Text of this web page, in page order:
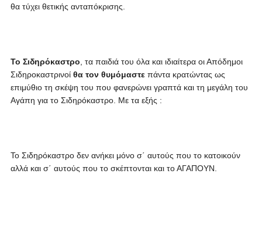
θα τύχει θετικής ανταπόκρισης.
Το Σιδηρόκαστρο , τα παιδιά του όλα και ιδιαίτερα οι Απόδημοι
Σιδηροκαστρινοί θα τον θυμόμαστεπάντα κρατώντας ως
επιμύθιο τη σκέψη του που φανερώνει γραπτά και τη μεγάλη του
Αγάπη για το Σιδηρόκαστρο. Με τα εξής :
Το Σιδηρόκαστρο δεν ανήκει μόνο σ΄ αυτούς που το κατοικούν
αλλά και σ΄ αυτούς που το σκέπτονται και το ΑΓΑΠΟΥΝ.